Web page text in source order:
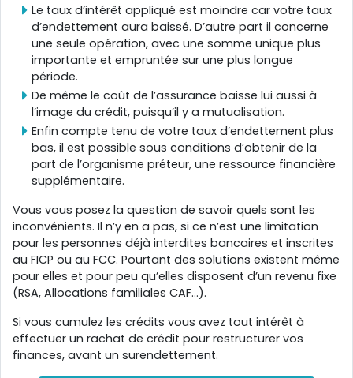
Le taux d’intérêt appliqué est moindre car votre taux
d’endettement aura baissé. D’autre part il concerne
une seule opération, avec une somme unique plus
importante et empruntée sur une plus longue
période.
De même le coût de l’assurance baisse lui aussi à
l’image du crédit, puisqu’il y a mutualisation.
Enfin compte tenu de votre taux d’endettement plus
bas, il est possible sous conditions d’obtenir de la
part de l’organisme préteur, une ressource financière
supplémentaire.
Vous vous posez la question de savoir quels sont les
inconvénients. Il n’y en a pas, si ce n’est une limitation
pour les personnes déjà interdites bancaires et inscrites
au FICP ou au FCC. Pourtant des solutions existent même
pour elles et pour peu qu’elles disposent d’un revenu fixe
(RSA, Allocations familiales CAF…).
Si vous cumulez les crédits vous avez tout intérêt à
effectuer un rachat de crédit pour restructurer vos
finances, avant un surendettement.